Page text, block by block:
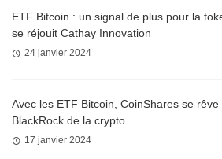
ETF Bitcoin : un signal de plus pour la
se réjouit Cathay Innovation
24 janvier 2024
Avec les ETF Bitcoin, CoinShares se rêve
BlackRock de la crypto
17 janvier 2024